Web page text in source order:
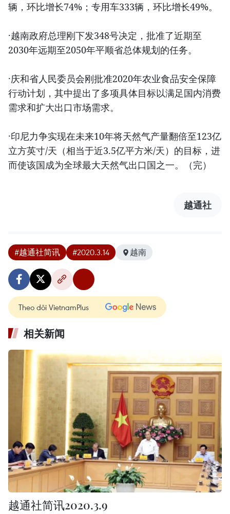
辆，环比增长74%；专用车333辆，环比增长49%。
·越南政府总理刚下发348号决定，批准了近期至
2030年远期至2050年平顺省总体规划的任务。
·庆和省人民委员会刚批准2020年农业食品安全保障
行动计划，其中提出了多项具体目标以满足国内消费
需求和扩大出口市场需求。
·印尼力争实现在未来10年将天然气产量翻倍至123亿
立方英寸/天（相当于近3.5亿平方米/天）的目标，进
而使该国成为全球最大天然气出口国之一。（完）
越通社
#越通社简讯 #2020.3.14 越南
Theo dõi VietnamPlus
相关新闻
越通社简讯2020.3.9